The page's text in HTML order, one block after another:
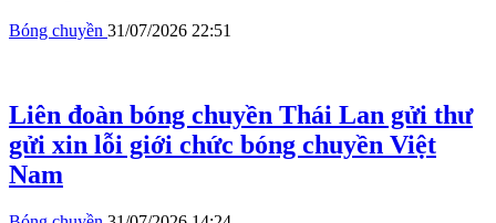
Bóng chuyền 31/07/2026 22:51
Liên đoàn bóng chuyền Thái Lan gửi thư
gửi xin lỗi giới chức bóng chuyền Việt
Nam